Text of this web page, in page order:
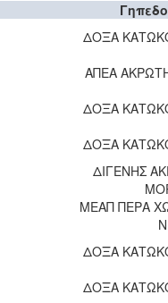
ΔΟΞΑ
ΑΠΕΑ
ΔΟΞΑ
ΔΟΞΑ
ΔΙΓΕΝΗΣ
ΜΕΑΠ ΠΕΡΑ
ΔΟΞΑ
ΔΟΞΑ